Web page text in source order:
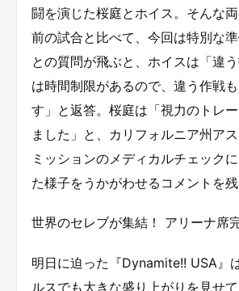
闘を演じた桜庭とホイス。そんな
前の試合と比べて、今回は特別な準
との質問が飛ぶと、ホイスは「違
は時間制限があるので、違う作戦
す」と返答。桜庭は「視力のトレ
ました」と、カリフォルニア州ア
ミッションのメディカルチェック
た様子をうかがわせるコメントを残
世界のセレブが集結！ アリーナ席
明日に迫った『Dynamite!! USA』
ルスでも大きな盛り上がりを見せ